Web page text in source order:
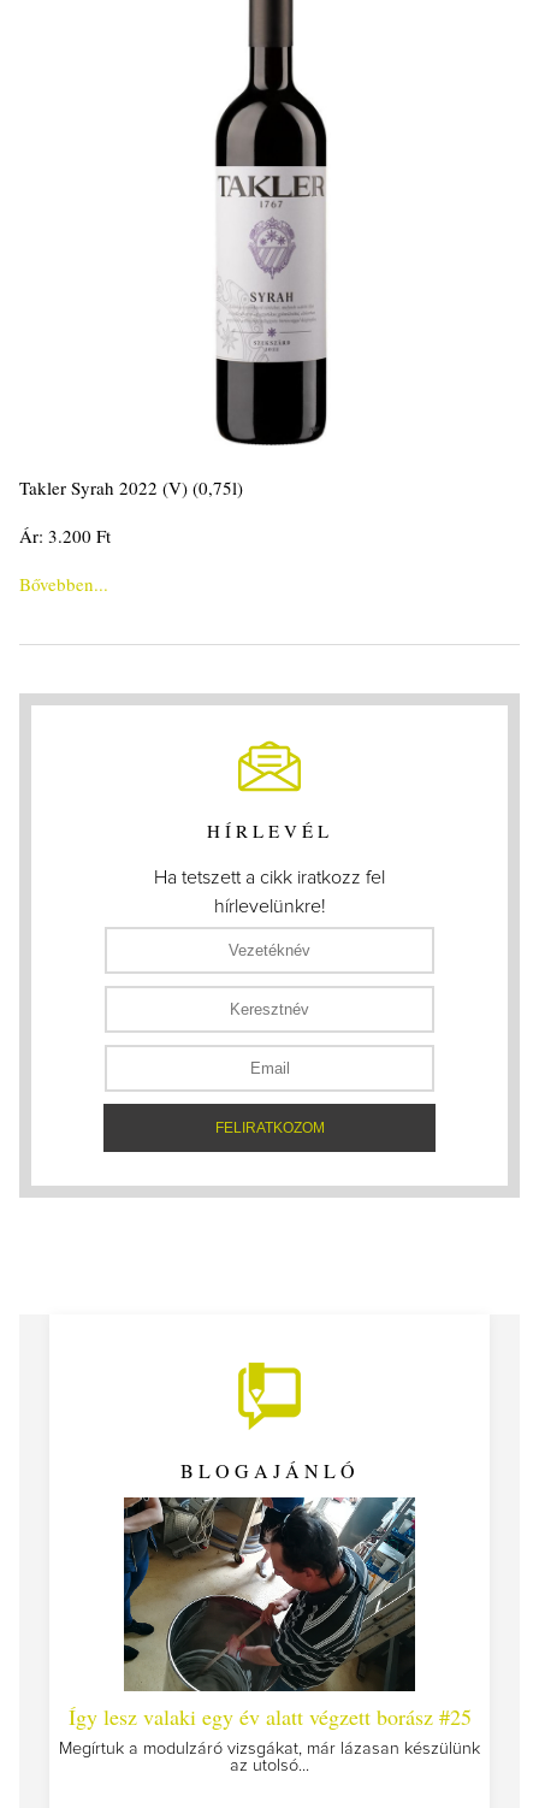
Takler Syrah 2022 (V) (0,75l)
Ár: 3.200 Ft
Bővebben...
HÍRLEVÉL
Ha tetszett a cikk iratkozz fel
hírlevelünkre!
BLOGAJÁNLÓ
Így lesz valaki egy év alatt végzett borász #25
Megírtuk a modulzáró vizsgákat, már lázasan készülünk
az utolsó...